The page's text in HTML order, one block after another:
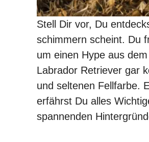
Stell Dir vor, Du
schimmern scheint. Du
um einen Hype aus
Labrador Retriever gar
und seltenen Fellfarbe.
erfährst Du alles
spannenden